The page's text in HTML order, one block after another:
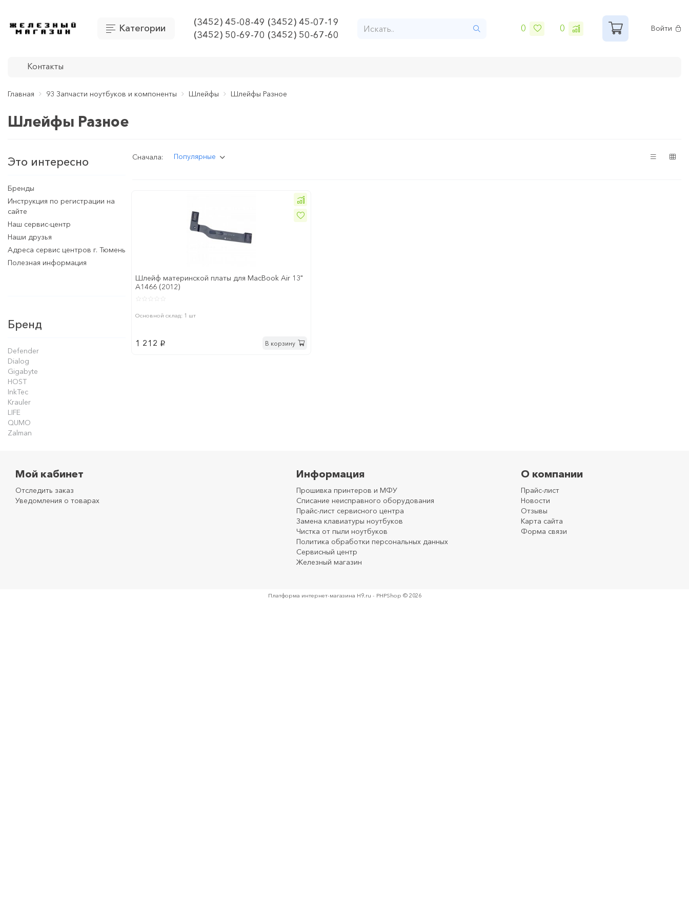
Категории
(3452) 45-08-49 (3452) 45-07-19
(3452) 50-69-70 (3452) 50-67-60
0 0 Войти
Контакты
Главная 93 Запчасти ноутбуков и компоненты Шлейфы Шлейфы Разное
Шлейфы Разное
Это интересно
Бренды
Инструкция по регистрации на
сайте
Наш сервис-центр
Наши друзья
Адреса сервис центров г. Тюмень
Полезная информация
Бренд
Defender
Dialog
Gigabyte
HOST
InkTec
Krauler
LIFE
QUMO
Zalman
Сначала: Популярные
Шлейф материнской платы для MacBook Air 13"
A1466 (2012)
Основной склад: 1 шт
1 212 p В корзину
Мой кабинет
Отследить заказ
Уведомления о товарах
Информация
Прошивка принтеров и МФУ
Списание неисправного оборудования
Прайс-лист сервисного центра
Замена клавиатуры ноутбуков
Чистка от пыли ноутбуков
Политика обработки персональных данных
Сервисный центр
Железный магазин
О компании
Прайс-лист
Новости
Отзывы
Карта сайта
Форма связи
Платформа интернет-магазина H9.ru - PHPShop © 2026